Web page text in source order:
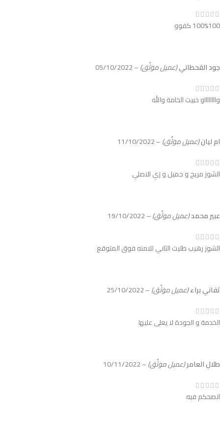
100%100 كفوو
جود القحطاني(عميل موَثَّق)–
05/10/2022
وااااااااو حبيت الخامة والله
ام ليان(عميل موَثَّق)–
11/10/2022
الشوز مريح و جميل و زي الاصلي
عبير محمد(عميل موَثَّق)–
19/10/2022
الشوز رهيب طلبت الثاني للامنه فوق المتوقع
تفاني براء(عميل موَثَّق)–
25/10/2022
الخدمة و الجودة لا يعلى عليها
طلال العامر(عميل موَثَّق)–
10/11/2022
انصحكم فيه